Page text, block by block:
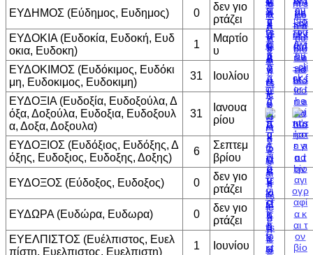
ΕΥΔΗΜΟΣ (Εύδημος, Ευδημος) 0
δεν γιο
ρτάζει
ΕΥΔΟΚΙΑ (Ευδοκία, Ευδοκή, Ευδ
οκια, Ευδοκη)
1
Μαρτίο
υ
ΕΥΔΟΚΙΜΟΣ (Ευδόκιμος, Ευδόκι
μη, Ευδοκιμος, Ευδοκιμη)
31 Ιουλίου
ΕΥΔΟΞΙΑ (Ευδοξία, Ευδοξούλα, Δ
όξα, Δοξούλα, Ευδοξια, Ευδοξουλ
α, Δοξα, Δοξουλα)
31
Ιανουα
ρίου
ΕΥΔΟΞΙΟΣ (Ευδόξιος, Ευδόξης, Δ
όξης, Ευδοξιος, Ευδοξης, Δοξης)
6
Σεπτεμ
βρίου
ΕΥΔΟΞΟΣ (Εύδοξος, Ευδοξος) 0
δεν γιο
ρτάζει
ΕΥΔΩΡΑ (Ευδώρα, Ευδωρα) 0
δεν γιο
ρτάζει
ΕΥΕΛΠΙΣΤΟΣ (Ευέλπιστος, Ευελ
πίστη, Ευελπιστος, Ευελπιστη)
1 Ιουνίου